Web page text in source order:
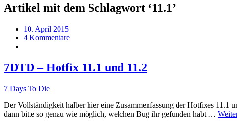
Artikel mit dem Schlagwort ‘11.1’
10. April 2015
4 Kommentare
7DTD – Hotfix 11.1 und 11.2
7 Days To Die
Der Vollständigkeit halber hier eine Zusammenfassung der Hotfixes 11.1
dann bitte so genau wie möglich, welchen Bug ihr gefunden habt …